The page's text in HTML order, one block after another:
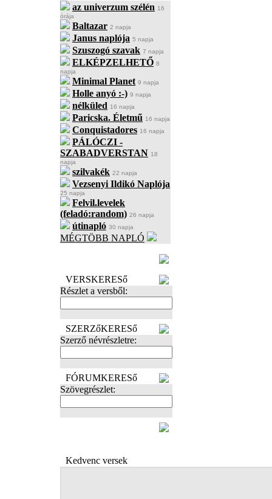
az univerzum szélén 16
órája
Baltazar 2 napja
Janus naplója 5 napja
Szuszogó szavak 7 napja
ELKÉPZELHETŐ 8
napja
Minimal Planet 9 napja
Holle anyó :-) 9 napja
nélküled 16 napja
Paricska. Életmű 16 napja
Conquistadores 16 napja
PÁLÓCZI -
SZABADVERSTAN 18
napja
szilvakék 22 napja
Vezsenyi Ildikó Naplója
25 napja
Felvil.levelek
(feladó:random) 26 napja
útinapló 30 napja
MÉGTÖBB NAPLÓ
VERSKERESő
Részlet a versből:
SZERZőKERESő
Szerző névrészletre:
FÓRUMKERESő
Szövegrészlet:
Kedvenc versek